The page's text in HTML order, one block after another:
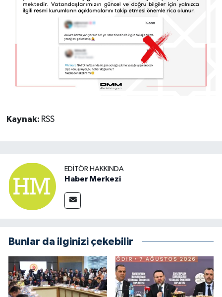
Kaynak: RSS
EDITÖR HAKKINDA
Haber Merkezi
Bunlar da ilginizi çekebilir